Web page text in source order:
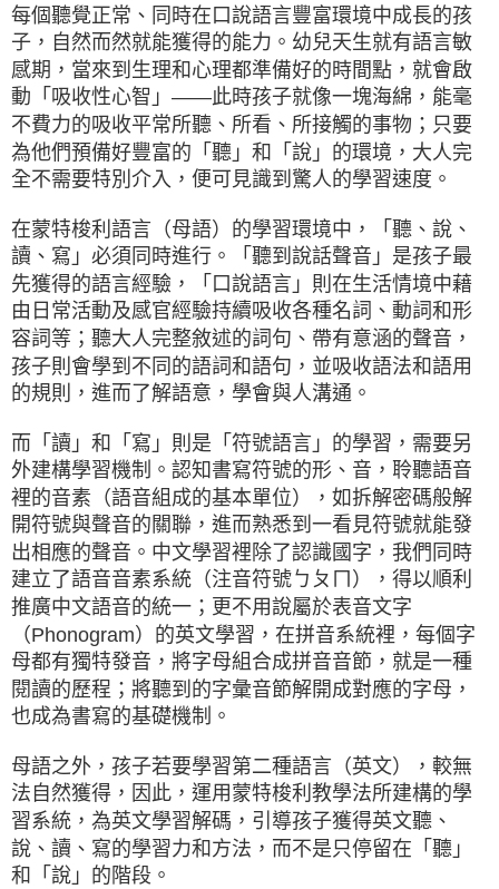
每個聽覺正常、同時在口說語言豐富環境中成長的孩
子，自然而然就能獲得的能力。幼兒天生就有語言敏
感期，當來到生理和心理都準備好的時間點，就會啟
動「吸收性心智」——此時孩子就像一塊海綿，能毫
不費力的吸收平常所聽、所看、所接觸的事物；只要
為他們預備好豐富的「聽」和「說」的環境，大人完
全不需要特別介入，便可見識到驚人的學習速度。
在蒙特梭利語言（母語）的學習環境中，「聽、說、
讀、寫」必須同時進行。「聽到說話聲音」是孩子最
先獲得的語言經驗，「口說語言」則在生活情境中藉
由日常活動及感官經驗持續吸收各種名詞、動詞和形
容詞等；聽大人完整敘述的詞句、帶有意涵的聲音，
孩子則會學到不同的語詞和語句，並吸收語法和語用
的規則，進而了解語意，學會與人溝通。
而「讀」和「寫」則是「符號語言」的學習，需要另
外建構學習機制。認知書寫符號的形、音，聆聽語音
裡的音素（語音組成的基本單位），如拆解密碼般解
開符號與聲音的關聯，進而熟悉到一看見符號就能發
出相應的聲音。中文學習裡除了認識國字，我們同時
建立了語音音素系統（注音符號ㄅㄆㄇ），得以順利
推廣中文語音的統一；更不用說屬於表音文字
（Phonogram）的英文學習，在拼音系統裡，每個字
母都有獨特發音，將字母組合成拼音音節，就是一種
閱讀的歷程；將聽到的字彙音節解開成對應的字母，
也成為書寫的基礎機制。
母語之外，孩子若要學習第二種語言（英文），較無
法自然獲得，因此，運用蒙特梭利教學法所建構的學
習系統，為英文學習解碼，引導孩子獲得英文聽、
說、讀、寫的學習力和方法，而不是只停留在「聽」
和「說」的階段。